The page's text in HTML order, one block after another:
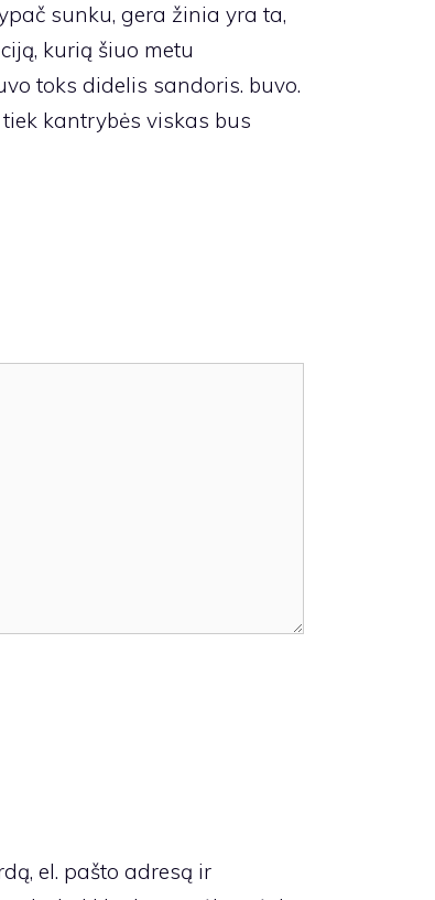
sunku, gera žinia yra ta,
kurią šiuo metu
toks didelis sandoris. buvo.
kantrybės viskas bus
el. pašto adresą ir